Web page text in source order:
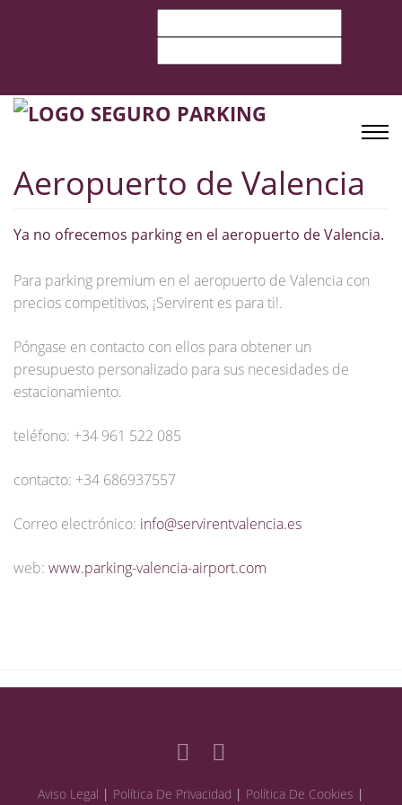
Aeropuerto de Valencia
Ya no ofrecemos parking en el aeropuerto de Valencia.
Para parking premium en el aeropuerto de Valencia con
precios competitivos, ¡Servirent es para ti!.
Póngase en contacto con ellos para obtener un
presupuesto personalizado para sus necesidades de
estacionamiento.
teléfono: +34 961 522 085
contacto: +34 686937557
Correo electrónico: info@servirentvalencia.es
web: www.parking-valencia-airport.com
Aviso Legal | Política De Privacidad | Política De Cookies |